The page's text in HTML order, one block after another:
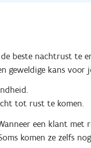
beste nachtrust te
kans voor
tot rust te komen.
een klant
komen ze zelfs